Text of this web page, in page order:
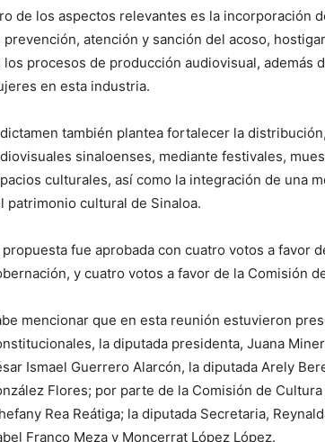
de los aspectos relevantes es la incorporación
prevención, atención y sanción del acoso,
los procesos de producción audiovisual, además
en esta industria.
también plantea fortalecer la
sinaloenses, mediante festivales,
culturales, así como la integración de una
patrimonio cultural de Sinaloa.
propuesta fue aprobada con cuatro votos a favor
y cuatro votos a favor de la Comisión
mencionar que en esta reunión estuvieron
la diputada presidenta, Juana
Ismael Guerrero Alarcón, la diputada Arely
Flores; por parte de la Comisión de
Rea Reátiga; la diputada Secretaria,
Franco Meza y Moncerrat López López.